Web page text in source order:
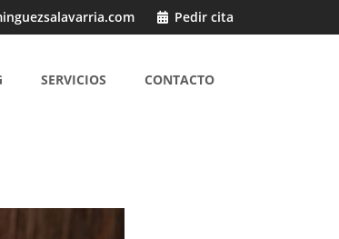
Pedir cita
SERVICIOS CONTACTO